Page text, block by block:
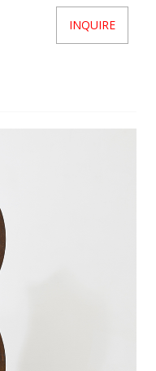
INQUIRE